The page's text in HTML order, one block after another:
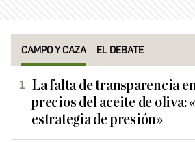
CAMPO Y CAZA EL DEBATE
La falta de transparencia
precios del aceite de oliva:
estrategia de presión»